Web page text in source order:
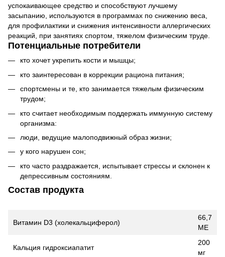
успокаивающее средство и способствуют лучшему
засыпанию, используются в программах по снижению веса,
для профилактики и снижения интенсивности аллергических
реакций, при занятиях спортом, тяжелом физическим труде.
Потенциальные потребители
кто хочет укрепить кости и мышцы;
кто заинтересован в коррекции рациона питания;
спортсмены и те, кто занимается тяжелым физическим
трудом;
кто считает необходимым поддержать иммунную систему
организма:
люди, ведущие малоподвижный образ жизни;
у кого нарушен сон;
кто часто раздражается, испытывает стрессы и склонен к
депрессивным состояниям.
Состав продукта
Витамин D3 (холекальциферол)
66,7
МЕ
Кальция гидроксиапатит
200
мг